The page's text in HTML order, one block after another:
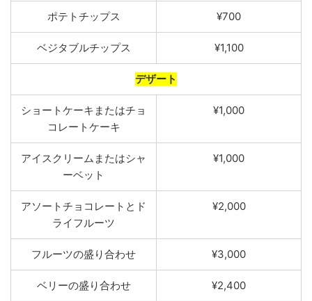
ポテトチップス ¥700
ベジタブルチップス ¥1,100
デザート
ショートケーキまたはチ ョ
コ レートケーキ
¥1,000
アイスクリ ームま たはシャ
ーベット
¥1,000
アソートチョ コレートとド
ライフルーツ
¥2,000
フルーツの盛り合わせ ¥3,000
ベリーの盛り合わせ ¥2,400